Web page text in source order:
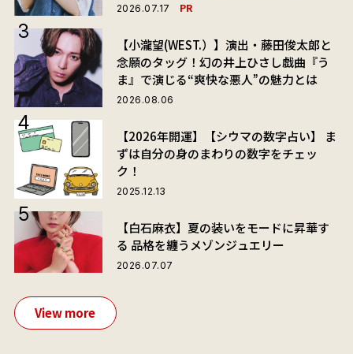
2026.07.17 PR
【小瀧望(WEST.）】演出・藤田俊太郎と
念願のタッグ！幻の井上ひさし戯曲『う
ま』で演じる“爽快な悪人”の魅力とは
2026.08.06
【2026年開運】【シウマの数字占い】 ま
ずは自分の身のまわりの数字をチェッ
ク！
2025.12.13
【白石麻衣】夏の装いをモードに昇華す
る 品格を纏うメゾンジュエリー
2026.07.07
View more